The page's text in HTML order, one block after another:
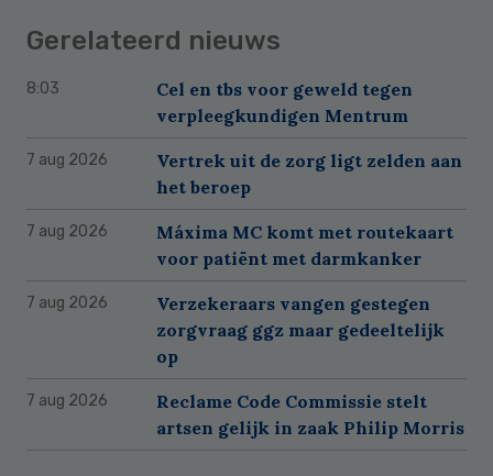
Gerelateerd nieuws
8:03
Cel en tbs voor geweld tegen
verpleegkundigen Mentrum
7 aug 2026
Vertrek uit de zorg ligt zelden aan
het beroep
7 aug 2026
Máxima MC komt met routekaart
voor patiënt met darmkanker
7 aug 2026
Verzekeraars vangen gestegen
zorgvraag ggz maar gedeeltelijk
op
7 aug 2026
Reclame Code Commissie stelt
artsen gelijk in zaak Philip Morris